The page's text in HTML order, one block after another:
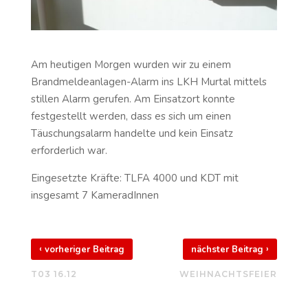
Am heutigen Morgen wurden wir zu einem
Brandmeldeanlagen-Alarm ins LKH Murtal mittels
stillen Alarm gerufen. Am Einsatzort konnte
festgestellt werden, dass es sich um einen
Täuschungsalarm handelte und kein Einsatz
erforderlich war.
Eingesetzte Kräfte: TLFA 4000 und KDT mit
insgesamt 7 KameradInnen
‹ vorheriger Beitrag
T03 16.12
nächster Beitrag›
WEIHNACHTSFEIER